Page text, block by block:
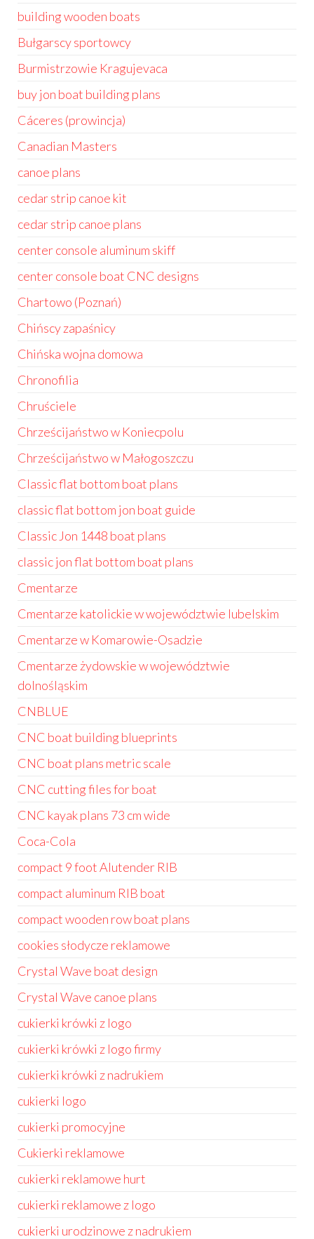
building wooden boats
Bułgarscy sportowcy
Burmistrzowie Kragujevaca
buy jon boat building plans
Cáceres (prowincja)
Canadian Masters
canoe plans
cedar strip canoe kit
cedar strip canoe plans
center console aluminum skiff
center console boat CNC designs
Chartowo (Poznań)
Chińscy zapaśnicy
Chińska wojna domowa
Chronofilia
Chruściele
Chrześcijaństwo w Koniecpolu
Chrześcijaństwo w Małogoszczu
Classic flat bottom boat plans
classic flat bottom jon boat guide
Classic Jon 1448 boat plans
classic jon flat bottom boat plans
Cmentarze
Cmentarze katolickie w województwie lubelskim
Cmentarze w Komarowie-Osadzie
Cmentarze żydowskie w województwie
dolnośląskim
CNBLUE
CNC boat building blueprints
CNC boat plans metric scale
CNC cutting files for boat
CNC kayak plans 73 cm wide
Coca-Cola
compact 9 foot Alutender RIB
compact aluminum RIB boat
compact wooden row boat plans
cookies słodycze reklamowe
Crystal Wave boat design
Crystal Wave canoe plans
cukierki krówki z logo
cukierki krówki z logo firmy
cukierki krówki z nadrukiem
cukierki logo
cukierki promocyjne
Cukierki reklamowe
cukierki reklamowe hurt
cukierki reklamowe z logo
cukierki urodzinowe z nadrukiem